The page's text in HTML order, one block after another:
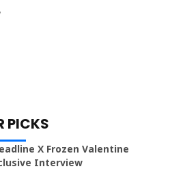
PICKS
X Frozen Valentine
Interview